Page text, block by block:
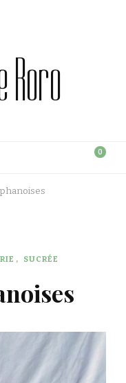
Roro
0
SUCRÉE